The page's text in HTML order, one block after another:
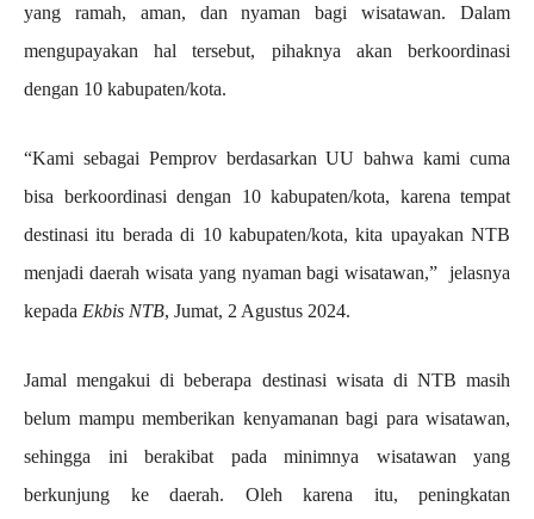
yang ramah, aman, dan nyaman bagi wisatawan. Dalam
mengupayakan hal tersebut, pihaknya akan berkoordinasi
dengan 10 kabupaten/kota.
“Kami sebagai Pemprov berdasarkan UU bahwa kami cuma
bisa berkoordinasi dengan 10 kabupaten/kota, karena tempat
destinasi itu berada di 10 kabupaten/kota, kita upayakan NTB
menjadi daerah wisata yang nyaman bagi wisatawan,” jelasnya
kepada Ekbis NTB, Jumat, 2 Agustus 2024.
Jamal mengakui di beberapa destinasi wisata di NTB masih
belum mampu memberikan kenyamanan bagi para wisatawan,
sehingga ini berakibat pada minimnya wisatawan yang
berkunjung ke daerah. Oleh karena itu, peningkatan